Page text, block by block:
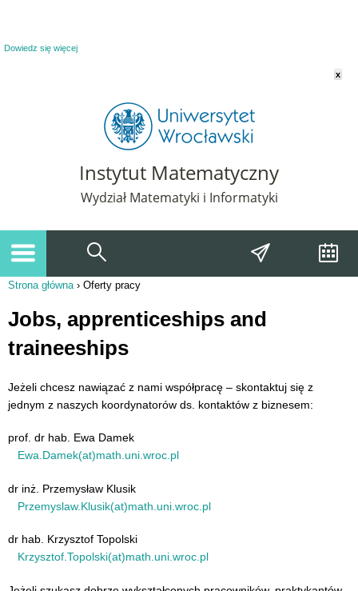
Dowiedz się więcej
x
Instytut Matematyczny
Wydział Matematyki i Informatyki
Strona główna› Oferty pracy
Jobs, apprenticeships and
traineeships
Jeżeli chcesz nawiązać z nami współpracę – skontaktuj się z
jednym z naszych koordynatorów ds. kontaktów z biznesem:
prof. dr hab. Ewa Damek
Ewa.Damek(at)math.uni.wroc.pl
dr inż. Przemysław Klusik
Przemyslaw.Klusik(at)math.uni.wroc.pl
dr hab. Krzysztof Topolski
Krzysztof.Topolski(at)math.uni.wroc.pl